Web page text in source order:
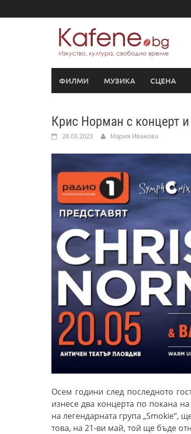
to
ФИЛМИ МУЗИКА СЦЕНА
Крис Норман с концерт
28.03.2023 Мария Иванова
Осем години след последното
изнесе два концерта по покана
на легендарната група „Smokie“,
това, на 21-ви май, той ще бъде